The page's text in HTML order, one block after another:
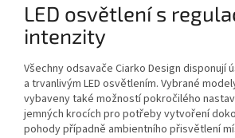
LED osvětlení s
intenzity
Všechny odsavače Ciarko Design disponují
a trvanlivým LED osvětlením. Vybrané
vybaveny také možností pokročilého
jemných krocích pro potřeby vytvoření
pohody případně ambientního přisvětlení